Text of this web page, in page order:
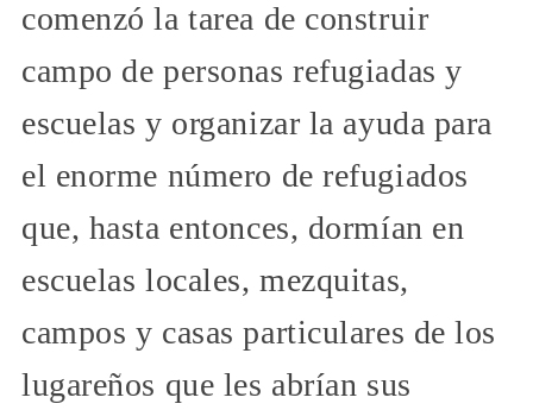
comenzó la tarea de construir
campo de personas refugiadas y
escuelas y organizar la ayuda para
el enorme número de refugiados
que, hasta entonces, dormían en
escuelas locales, mezquitas,
campos y casas particulares de los
lugareños que les abrían sus